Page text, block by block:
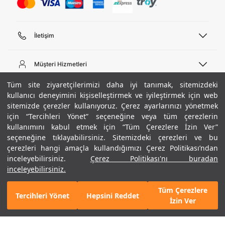
Tüm site ziyaretçilerimizi daha iyi tanımak, sitemizdeki
kullanıcı deneyimini kişiselleştirmek ve iyileştirmek için web
sitemizde çerezler kullanıyoruz. Çerez ayarlarınızı yönetmek
için “Tercihleri Yönet” seçeneğine veya tüm çerezlerin
kullanımını kabul etmek için “Tüm Çerezlere İzin Ver”
seçeneğine tıklayabilirsiniz. Sitemizdeki çerezleri ve bu
çerezleri hangi amaçla kullandığımızı Çerez Politikası’ndan
inceleyebilirsiniz.
Çerez Politikası'nı buradan
inceleyebilirsiniz.
Tercihleri Yönet Hepsini Reddet
Tüm Çerezlere
İzin Ver
GELINCE HABER VER
İletişim
444 02 00
Pazartesi - Cuma 09:00 - 18:00
E-posta
bilgi@underarmour.com
Müşteri Hizmetleri
Sipariş Sorgulama
Bize Ulaşın
Teslimat Bilgileri
İşlem Rehberi
İade ve Değişimler
Sıkça Sorulan Sorular
Beden Rehberi
Site Haritası
Hakkımızda
Ticari Bilgiler
Hükümler ve Koşullar
Gizlilik Politikası
Çerez Politikası
Kariyer
ETBİS
UA Sosyal Medya
Instagram
Facebook
Twitter
Popüler Kategoriler
Erkek Basketbol Ayakkabısı
Çocuk Basketbol Ayakkabısı
Erkek Eşofman
Kadın Tayt